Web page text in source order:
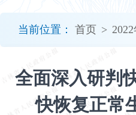
当前位置： 首页 >
全面深入研判
快恢复正常
Alt